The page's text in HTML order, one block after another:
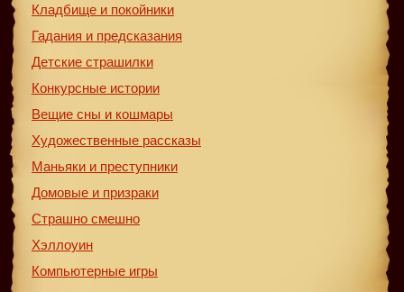
Кладбище и покойники
Гадания и предсказания
Детские страшилки
Конкурсные истории
Вещие сны и кошмары
Художественные рассказы
Маньяки и преступники
Домовые и призраки
Страшно смешно
Хэллоуин
Компьютерные игры